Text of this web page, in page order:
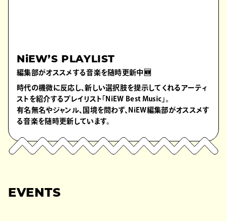
NiEW’S PLAYLIST
編集部がオススメする音楽を随時更新中🆕
時代の機微に反応し、新しい選択肢を提示してくれるアーティ
ストを紹介するプレイリスト「NiEW Best Music」。
有名無名やジャンル、国境を問わず、NiEW編集部がオススメす
る音楽を随時更新しています。
EVENTS